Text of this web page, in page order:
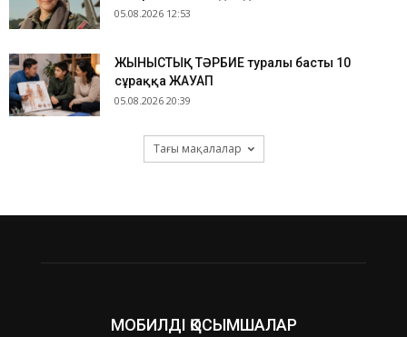
05.08.2026 12:53
ЖЫНЫСТЫҚ ТӘРБИЕ туралы басты 10
сұраққа ЖАУАП
05.08.2026 20:39
Тағы мақалалар
МОБИЛДІ ҚОСЫМШАЛАР